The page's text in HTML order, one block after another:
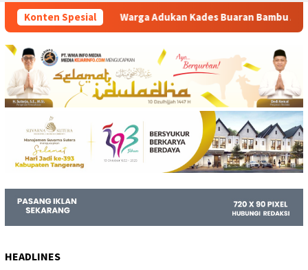
Konten Spesial
Adukan Kades Buaran Bambu Atas Dugaan Pungutan Liar
HEADLINES